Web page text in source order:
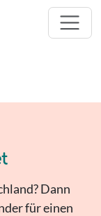
Dann
für einen